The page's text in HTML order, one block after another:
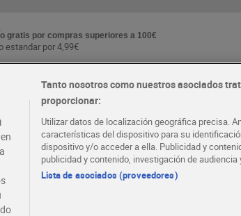
gratis por compras superiores a 100€
estandar por 4,99€
y Tiendas
Tanto nosotros como nuestros asociados
proporcionar:
Utilizar datos de localización geográfica precisa.
características del dispositivo para su
dispositivo y/o acceder a ella. Publicidad y
publicidad y contenido, investigación de
Lista de asociados (proveedores)